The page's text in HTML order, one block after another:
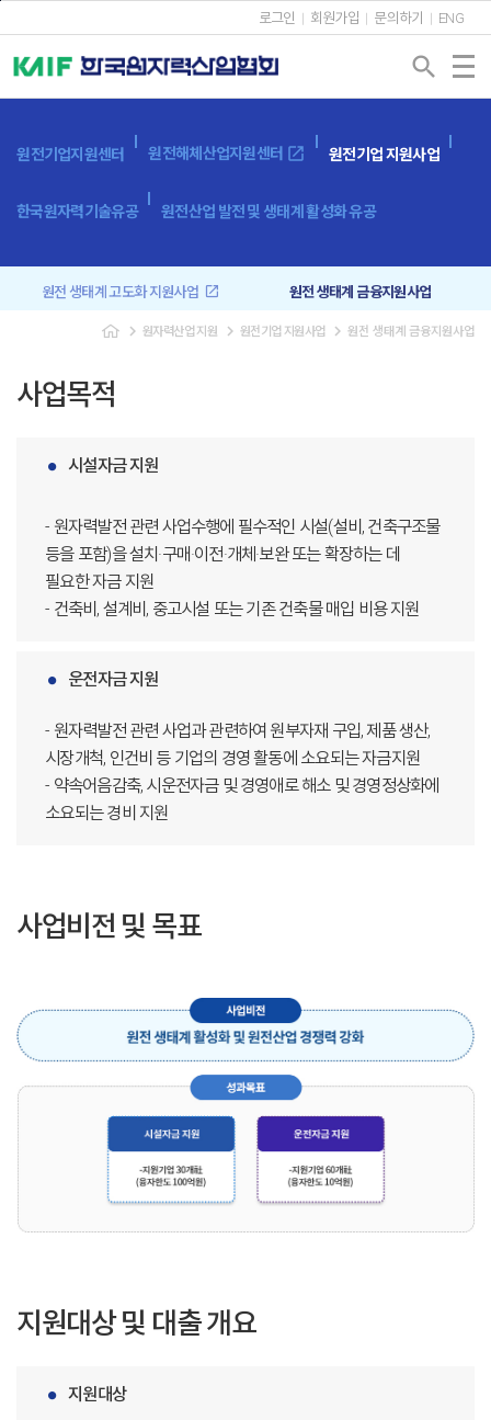
로그인 회원가입 문의하기 ENG
search
원전기업지원센터 원전해체산업지원센터 open_in_new 원전기업 지원사업
한국원자력기술유공 원전산업 발전 및 생태계 활성화 유공
원전 생태계 고도화 지원사업 open_in_new 원전 생태계 금융지원사업
원전 기자재 선금 수수료 지원사업
원전기업 인증사업
navigate_next 원자력산업 지원 navigate_next 원전기업 지원사업 navigate_next 원전 생태계 금융지원사업
사업목적
시설자금 지원
- 원자력발전 관련 사업수행에 필수적인 시설(설비, 건축구조물
등을 포함)을 설치·구매·이전·개체·보완 또는 확장하는 데
필요한 자금 지원
- 건축비, 설계비, 중고시설 또는 기존 건축물 매입 비용 지원
운전자금 지원
- 원자력발전 관련 사업과 관련하여 원부자재 구입, 제품 생산,
시장개척, 인건비 등 기업의 경영 활동에 소요되는 자금지원
- 약속어음감축, 시운전자금 및 경영애로 해소 및 경영정상화에
소요되는 경비 지원
사업비전 및 목표
지원대상 및 대출 개요
지원대상